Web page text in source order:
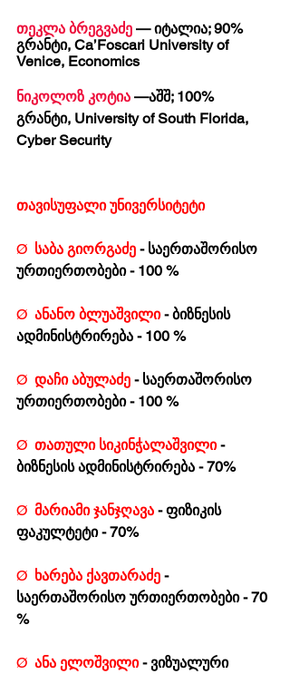
თეკლა ბრეგვაძე — იტალია; 90%
გრანტი, Ca’Foscari University of
Venice, Economics
ნიკოლოზ კოტია —აშშ; 100%
გრანტი, University of South Florida,
Cyber Security
თავისუფალი უნივერსიტეტი
Ø საბა გიორგაძე - საერთაშორისო
ურთიერთობები - 100 %
Ø ანანო ბლუაშვილი - ბიზნესის
ადმინისტრირება - 100 %
Ø დაჩი აბულაძე - საერთაშორისო
ურთიერთობები - 100 %
Ø თათული სიკინჭალაშვილი -
ბიზნესის ადმინისტრირება - 70%
Ø მარიამი ჯანჯღავა - ფიზიკის
ფაკულტეტი - 70%
Ø ხარება ქავთარაძე -
საერთაშორისო ურთიერთობები - 70
%
Ø ანა ელოშვილი - ვიზუალური